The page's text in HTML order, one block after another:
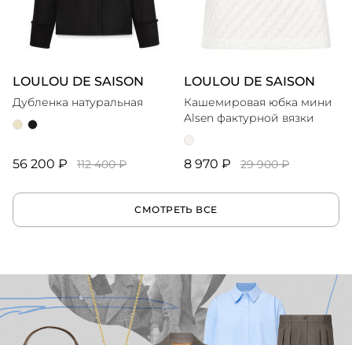
LOULOU DE SAISON
Дубленка натуральная
56 200 ₽ 112 400 ₽
LOULOU DE SAISON
Кашемировая юбка мини
Alsen фактурной вязки
8 970 ₽ 29 900 ₽
СМОТРЕТЬ ВСЕ